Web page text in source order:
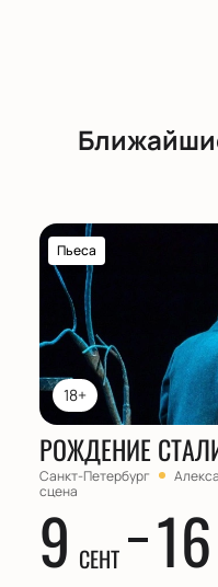
18+
Пьеса
РОЖДЕНИЕ
Санкт-Петербург
сцена
9 СЕНТ 16